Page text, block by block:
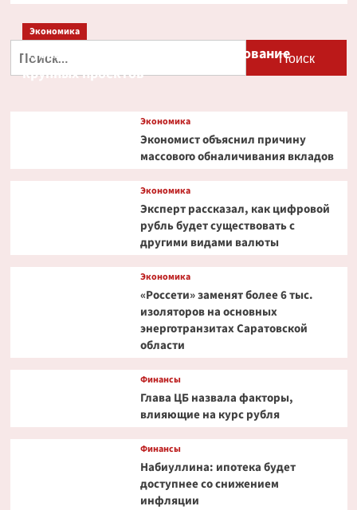
Выживет
сильнейший?
квартир
застройщиками
Экономика
Путин и Костин обсудили кредитование
крупных проектов
Экономика
Экономист объяснил причину
массового обналичивания вкладов
Экономика
Эксперт рассказал, как цифровой
рубль будет существовать с
другими видами валюты
Экономика
«Россети» заменят более 6 тыс.
изоляторов на основных
энерготранзитах Саратовской
области
Финансы
Глава ЦБ назвала факторы,
влияющие на курс рубля
Финансы
Набиуллина: ипотека будет
доступнее со снижением
инфляции